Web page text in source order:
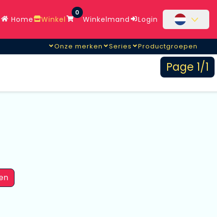
Home Winkel
0
Winkelmand Login
Onze merken Series Productgroepen
Page 1/1